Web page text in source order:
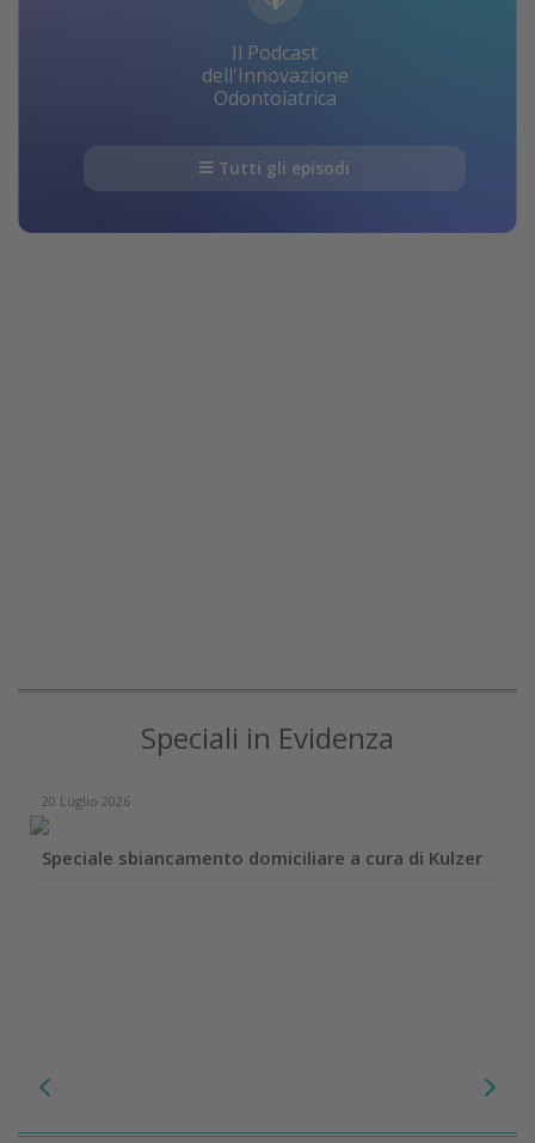
Il Podcast
dell'Innovazione
Odontoiatrica
Tutti gli episodi
Speciali in Evidenza
20 Luglio 2026
Speciale sbiancamento domiciliare a cura di Kulzer